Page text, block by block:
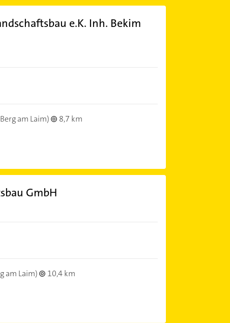
e.K. Inh. Bekim
am Laim)
8,7 km
GmbH
am Laim)
10,4 km